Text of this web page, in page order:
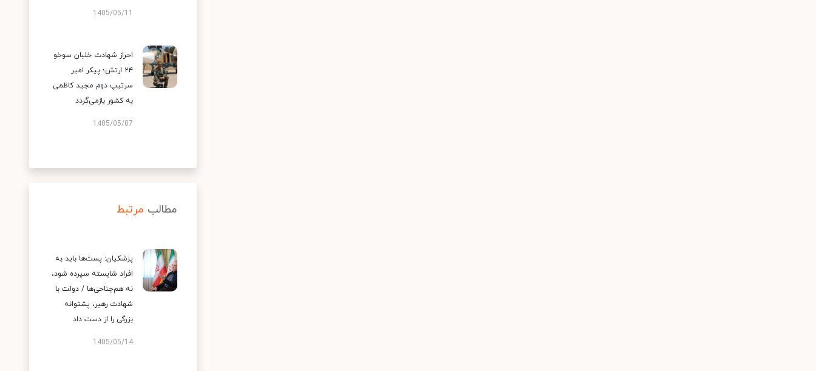
1405/05/11
احراز شهادت خلبان سوخو
۲۴ ارتش؛ پیکر امیر
سرتیپ دوم مجید کاظمی
به کشور بازمی‌گردد
1405/05/07
مطالب مرتبط
پزشکیان: پست‌ها باید به
افراد شایسته سپرده شود،
نه هم‌جناحی‌ها / دولت با
شهادت رهبر، پشتوانه
بزرگی را از دست داد
1405/05/14